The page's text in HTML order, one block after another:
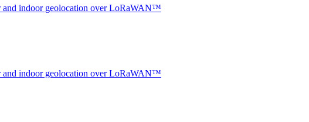
and indoor geolocation over LoRaWAN™
and indoor geolocation over LoRaWAN™